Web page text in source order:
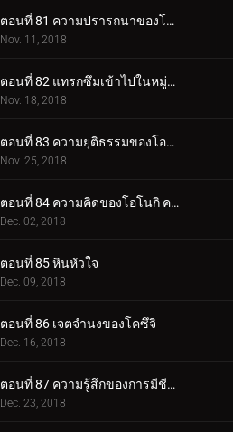
ตอนที่ 81 ความปรารถนาของโบรูโตะ
Nov. 11, 2018
ตอนที่ 82 แทรกซึมเข้าไปในหมู่บ้านหินที่ซ่อนอยู่
Nov. 18, 2018
ตอนที่ 83 ความยุติธรรมของโอโนกิ
Nov. 25, 2018
ตอนที่ 84 ความคิดของโอโนกิ ความคิดของคู
Dec. 02, 2018
ตอนที่ 85 หินหัวใจ
Dec. 09, 2018
ตอนที่ 86 เจตจำนงของโคซึจิ
Dec. 16, 2018
ตอนที่ 87 ความรู้สึกของการมีชีวิต
Dec. 23, 2018